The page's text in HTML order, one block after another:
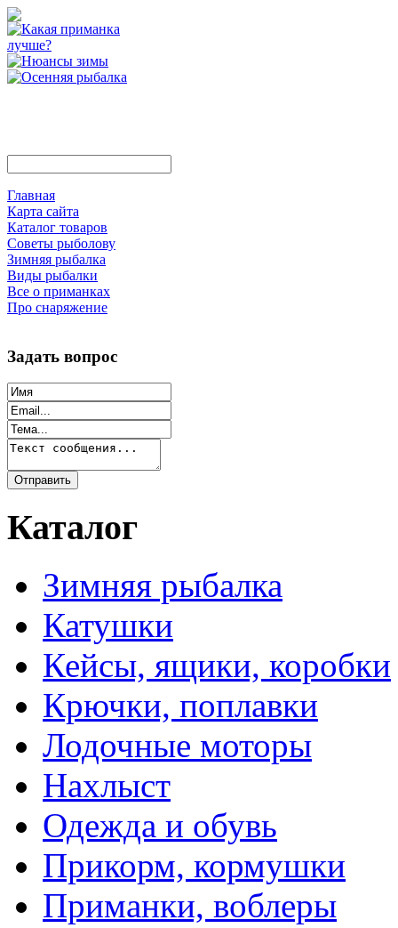
Главная
Карта сайта
Каталог товаров
Советы рыболову
Зимняя рыбалка
Виды рыбалки
Все о приманках
Про снаряжение
Задать вопрос
Каталог
Зимняя рыбалка
Катушки
Кейсы, ящики, коробки
Крючки, поплавки
Лодочные моторы
Нахлыст
Одежда и обувь
Прикорм, кормушки
Приманки, воблеры